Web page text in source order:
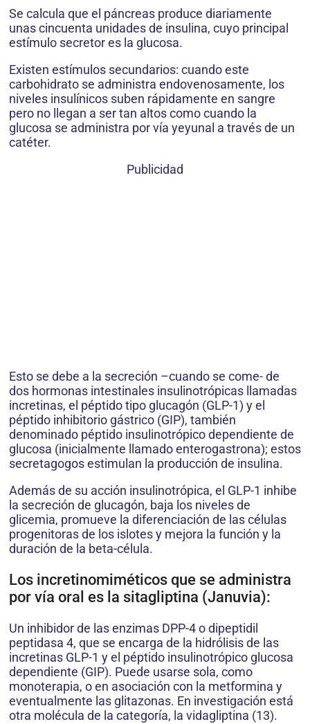
Se calcula que el páncreas produce diariamente
unas cincuenta unidades de insulina, cuyo principal
estímulo secretor es la glucosa.
Existen estímulos secundarios: cuando este
carbohidrato se administra endovenosamente, los
niveles insulínicos suben rápidamente en sangre
pero no llegan a ser tan altos como cuando la
glucosa se administra por vía yeyunal a través de un
catéter.
Publicidad
Esto se debe a la secreción –cuando se come- de
dos hormonas intestinales insulinotrópicas llamadas
incretinas, el péptido tipo glucagón (GLP-1) y el
péptido inhibitorio gástrico (GIP), también
denominado péptido insulinotrópico dependiente de
glucosa (inicialmente llamado enterogastrona); estos
secretagogos estimulan la producción de insulina.
Además de su acción insulinotrópica, el GLP-1 inhibe
la secreción de glucagón, baja los niveles de
glicemia, promueve la diferenciación de las células
progenitoras de los islotes y mejora la función y la
duración de la beta-célula.
Los incretinomiméticos que se administra
por vía oral es la sitagliptina (Januvia):
Un inhibidor de las enzimas DPP-4 o dipeptidil
peptidasa 4, que se encarga de la hidrólisis de las
incretinas GLP-1 y el péptido insulinotrópico glucosa
dependiente (GIP). Puede usarse sola, como
monoterapia, o en asociación con la metformina y
eventualmente las glitazonas. En investigación está
otra molécula de la categoría, la vidagliptina (13).